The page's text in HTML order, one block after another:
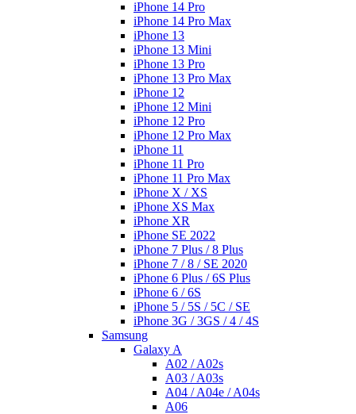
iPhone 14 Pro
iPhone 14 Pro Max
iPhone 13
iPhone 13 Mini
iPhone 13 Pro
iPhone 13 Pro Max
iPhone 12
iPhone 12 Mini
iPhone 12 Pro
iPhone 12 Pro Max
iPhone 11
iPhone 11 Pro
iPhone 11 Pro Max
iPhone X / XS
iPhone XS Max
iPhone XR
iPhone SE 2022
iPhone 7 Plus / 8 Plus
iPhone 7 / 8 / SE 2020
iPhone 6 Plus / 6S Plus
iPhone 6 / 6S
iPhone 5 / 5S / 5C / SE
iPhone 3G / 3GS / 4 / 4S
Samsung
Galaxy A
A02 / A02s
A03 / A03s
A04 / A04e / A04s
A06